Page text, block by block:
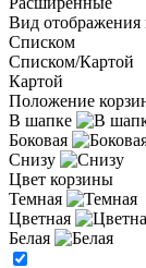
Вид отображения
Списком
Списком/Картой
Картой
Положение
В шапке
Боковая
Снизу
Цвет корзины
Темная
Цветная
Белая